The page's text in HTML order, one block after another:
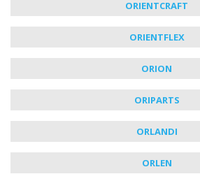
ORIENTCRAFT
ORIENTFLEX
ORION
ORIPARTS
ORLANDI
ORLEN